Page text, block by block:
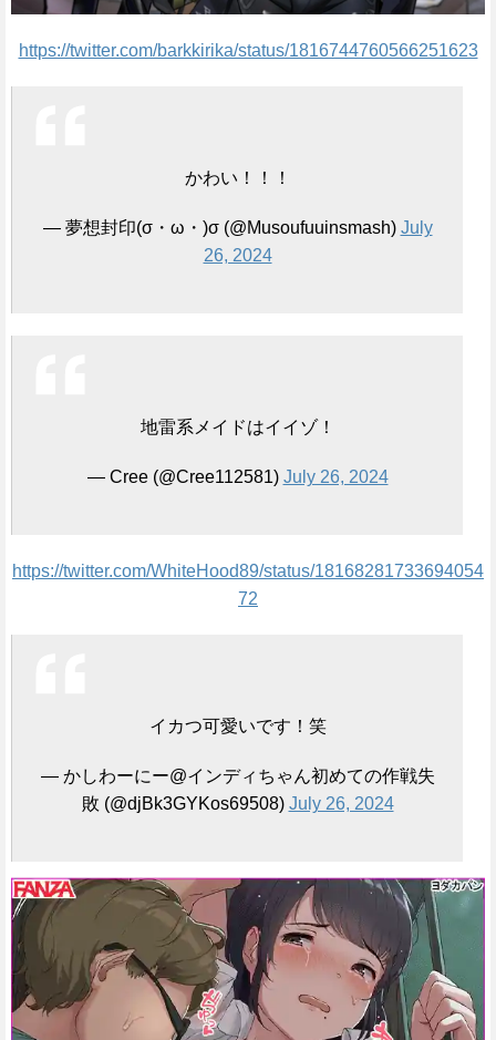
https://twitter.com/barkkirika/status/1816744760566251623
かわい！！！
— 夢想封印(σ・ω・)σ (@Musoufuuinsmash) July
26, 2024
地雷系メイドはイイゾ！
— Cree (@Cree112581) July 26, 2024
https://twitter.com/WhiteHood89/status/18168281733694054
72
イカつ可愛いです！笑
— かしわーにー@インディちゃん初めての作戦失
敗 (@djBk3GYKos69508) July 26, 2024